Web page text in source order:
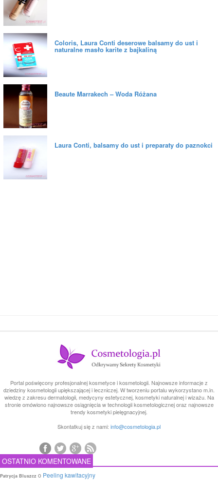
Coloris, Laura Conti deserowe balsamy do ust i
naturalne masło karite z bajkaliną
Beaute Marrakech – Woda Różana
Laura Conti, balsamy do ust i preparaty do paznokci
Portal poświęcony profesjonalnej kosmetyce i kosmetologii. Najnowsze informacje z
dziedziny kosmetologii upiększającej i leczniczej. W tworzeniu portalu wykorzystano m.in.
wiedzę z zakresu dermatologii, medycyny estetycznej, kosmetyki naturalnej i wizażu. Na
stronie omówiono najnowsze osiągnięcia w technologii kosmetologicznej oraz najnowsze
trendy kosmetyki pielęgnacyjnej.
Skontatkuj się z nami: info@cosmetologia.pl
OSTATNIO KOMENTOWANE
Patrycja Bluszcz o Peeling kawitacyjny